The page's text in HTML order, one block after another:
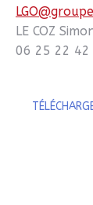
LE COZ
06 25 22 42